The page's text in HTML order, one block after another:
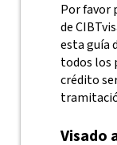
Por favor
de
esta guía
todos los
crédito
Visado